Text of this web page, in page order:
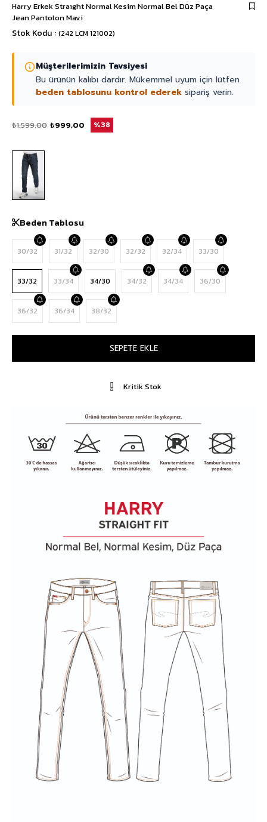
Harry Erkek Straıght Normal Kesim Normal Bel Düz Paça
Jean Pantolon Mavi
Stok Kodu (242 LCM 121002)
Müşterilerimizin Tavsiyesi
Bu ürünün kalıbı dardır. Mükemmel uyum için lütfen
beden tablosunu kontrol ederek sipariş verin.
₺1.599,00 ₺999,00 38
Beden Tablosu
30/32 31/32 32/30 32/32 32/34 33/30
33/32 33/34 34/30 34/32 34/34 36/30
36/32 36/34 38/32
Kritik Stok